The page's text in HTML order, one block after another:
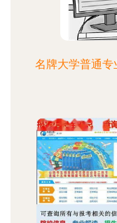
名牌大学普通专